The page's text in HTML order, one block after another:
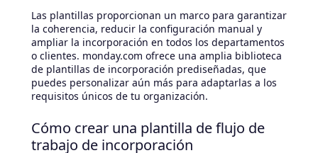
Las plantillas proporcionan un marco para garantizar
la coherencia, reducir la configuración manual y
ampliar la incorporación en todos los departamentos
o clientes. monday.com ofrece una amplia biblioteca
de plantillas de incorporación prediseñadas, que
puedes personalizar aún más para adaptarlas a los
requisitos únicos de tu organización.
Cómo crear una plantilla de flujo de
trabajo de incorporación